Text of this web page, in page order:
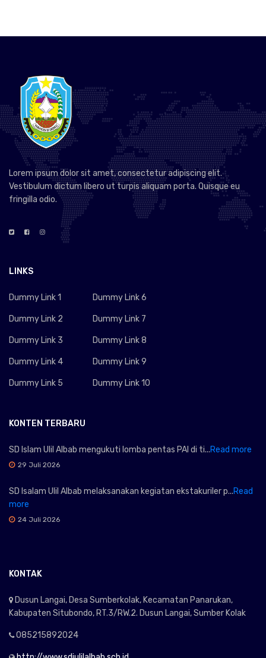
Lorem ipsum dolor sit amet, consectetur adipiscing elit.
Vestibulum dictum libero ut turpis aliquam porta. Quisque eu
fringilla odio.
LINKS
Dummy Link 1
Dummy Link 2
Dummy Link 3
Dummy Link 4
Dummy Link 5
Dummy Link 6
Dummy Link 7
Dummy Link 8
Dummy Link 9
Dummy Link 10
KONTEN TERBARU
SD Islam Ulil Albab mengukuti lomba pentas PAI di ti...Read more
29 Juli 2026
SD Isalam Ulil Albab melaksanakan kegiatan ekstakuriler p...Read
more
24 Juli 2026
KONTAK
Dusun Langai, Desa Sumberkolak, Kecamatan Panarukan,
Kabupaten Situbondo, RT.3/RW.2. Dusun Langai, Sumber Kolak
085215892024